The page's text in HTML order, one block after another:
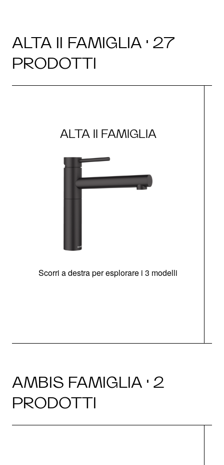
ALTA II FAMIGLIA · 27
PRODOTTI
ALTA II FAMIGLIA
Scorri a destra per esplorare i 3 modelli
AMBIS FAMIGLIA · 2
PRODOTTI